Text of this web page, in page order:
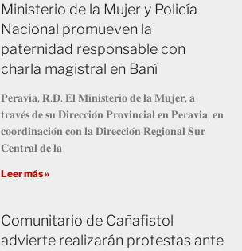
Ministerio de la Mujer y Policía
Nacional promueven la
paternidad responsable con
charla magistral en Baní
𝐏𝐞𝐫𝐚𝐯𝐢𝐚, 𝐑.𝐃. 𝐄𝐥 𝐌𝐢𝐧𝐢𝐬𝐭𝐞𝐫𝐢𝐨 𝐝𝐞 𝐥𝐚 𝐌𝐮𝐣𝐞𝐫, 𝐚
𝐭𝐫𝐚𝐯𝐞́𝐬 𝐝𝐞 𝐬𝐮 𝐃𝐢𝐫𝐞𝐜𝐜𝐢𝐨́𝐧 𝐏𝐫𝐨𝐯𝐢𝐧𝐜𝐢𝐚𝐥 𝐞𝐧 𝐏𝐞𝐫𝐚𝐯𝐢𝐚, 𝐞𝐧
𝐜𝐨𝐨𝐫𝐝𝐢𝐧𝐚𝐜𝐢𝐨́𝐧 𝐜𝐨𝐧 𝐥𝐚 𝐃𝐢𝐫𝐞𝐜𝐜𝐢𝐨́𝐧 𝐑𝐞𝐠𝐢𝐨𝐧𝐚𝐥 𝐒𝐮𝐫
𝐂𝐞𝐧𝐭𝐫𝐚𝐥 𝐝𝐞 𝐥𝐚
Leer más »
Comunitario de Cañafistol
advierte realizarán protestas ante